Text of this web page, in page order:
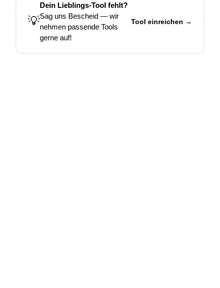
💡
Dein Lieblings-Tool fehlt?
Sag uns Bescheid — wir
nehmen passende Tools
gerne auf!
Tool einreichen →